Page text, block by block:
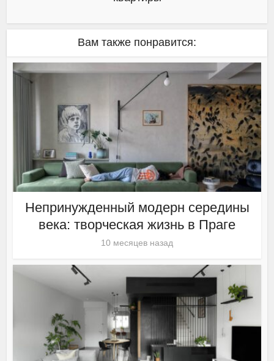
Вам также понравится:
Непринужденный модерн середины
века: творческая жизнь в Праге
10 месяцев назад